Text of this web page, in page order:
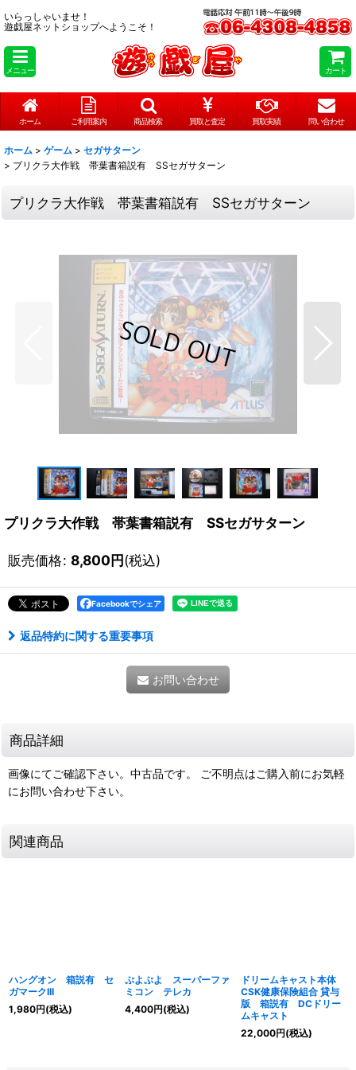
いらっしゃいませ！
遊戯屋ネットショップへようこそ！
メニュー カート
ホーム ご利用案内 商品検索 買取と査定 買取実績 問い合わせ
ホーム > ゲーム > セガサターン
> プリクラ大作戦 帯葉書箱説有 SSセガサターン
プリクラ大作戦 帯葉書箱説有 SSセガサターン
プリクラ大作戦 帯葉書箱説有 SSセガサターン
販売価格: 8,800円(税込)
Facebookでシェア
返品特約に関する重要事項
お問い合わせ
商品詳細
画像にてご確認下さい。中古品です。 ご不明点はご購入前にお気軽
にお問い合わせ下さい。
関連商品
ハングオン 箱説有 セ
ガマークIII
1,980円(税込)
ぷよぷよ スーパーファ
ミコン テレカ
4,400円(税込)
ドリームキャスト本体
CSK健康保険組合 貸与
版 箱説有 DCドリー
ムキャスト
22,000円(税込)